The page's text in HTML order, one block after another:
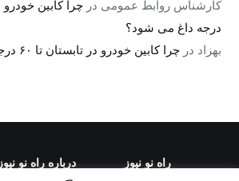
کارشناس روابط عمومی در
درجه داغ می شود؟
بهزاد درچرا کابین خودرو در تابستان تا ۶۰ درجه داغ می شود؟
راه نو نیوز درباره راه‌ نو نیوز